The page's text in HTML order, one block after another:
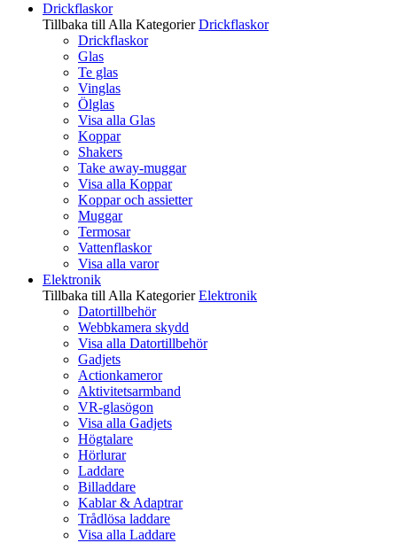
Drickflaskor
Tillbaka till Alla Kategorier Drickflaskor
Drickflaskor
Glas
Te glas
Vinglas
Ölglas
Visa alla Glas
Koppar
Shakers
Take away-muggar
Visa alla Koppar
Koppar och assietter
Muggar
Termosar
Vattenflaskor
Visa alla varor
Elektronik
Tillbaka till Alla Kategorier Elektronik
Datortillbehör
Webbkamera skydd
Visa alla Datortillbehör
Gadjets
Actionkameror
Aktivitetsarmband
VR-glasögon
Visa alla Gadjets
Högtalare
Hörlurar
Laddare
Billaddare
Kablar & Adaptrar
Trådlösa laddare
Visa alla Laddare